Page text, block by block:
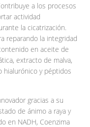
a los procesos
actividad
la cicatrización.
reparando la integridad
en aceite de
extracto de malva,
hialurónico y péptidos
gracias a su
de ánimo a raya y
en NADH, Coenzima